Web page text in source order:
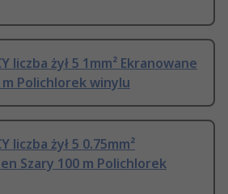
liczba żył 5 1mm² Ekranowane
m Polichlorek winylu
liczba żył 5 0.75mm²
Szary 100 m Polichlorek